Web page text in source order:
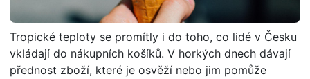
Tropické teploty se promítly i do toho, co lidé v Česku
vkládají do nákupních košíků. V horkých dnech dávají
přednost zboží, které je osvěží nebo jim pomůže